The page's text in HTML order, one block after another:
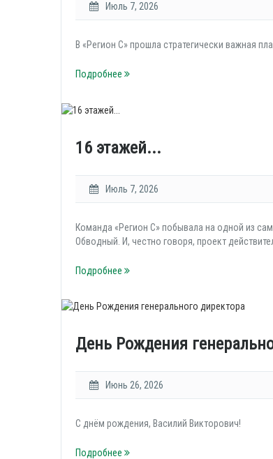
Июль 7, 2026
В «Регион С» прошла стратегически важная
Подробнее
16 этажей...
Июль 7, 2026
Команда «Регион С» побывала на одной из
Обводный. И, честно говоря, проект
Подробнее
День Рождения
Июнь 26, 2026
С днём рождения, Василий Викторович!
Подробнее